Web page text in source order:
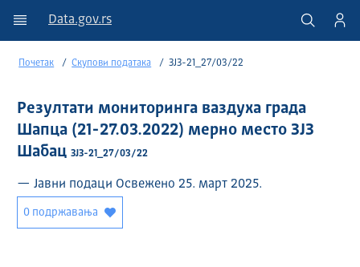
Data.gov.rs
Почетак Скупови података ЗЈЗ-21_27/03/22
Резултати мониторинга ваздуха града
Шапца (21-27.03.2022) мерно место ЗЈЗ
ШабацЗЈЗ-21_27/03/22
— Јавни подаци Освежено 25. март 2025.
0 подржавања